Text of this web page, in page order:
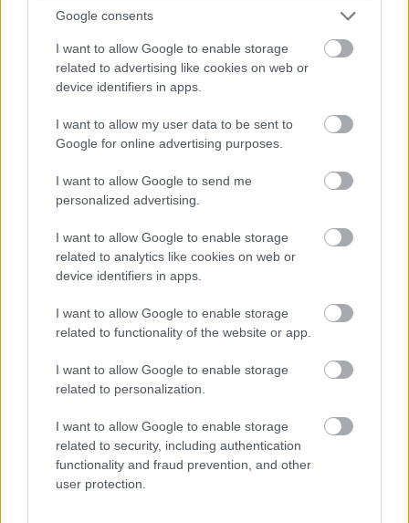
Google consents
I want to allow Google to enable storage
related to advertising like cookies on web or
device identifiers in apps.
I want to allow my user data to be sent to
Google for online advertising purposes.
I want to allow Google to send me
personalized advertising.
I want to allow Google to enable storage
related to analytics like cookies on web or
device identifiers in apps.
I want to allow Google to enable storage
related to functionality of the website or app.
I want to allow Google to enable storage
related to personalization.
I want to allow Google to enable storage
related to security, including authentication
functionality and fraud prevention, and other
user protection.
Manchester United
Felkészülési szezon 4. mérkőzés
Nya Ullevi, Göteborg
2026-08-08 17:00
1 nap 15 óra 50 perc 4 másodperc
Leeds Unitedvs Manchester United 2026-08-12 20:30
AC MilanvsManchester United2026-08-15 18:00
ELŐZŐ MÉRKŐZÉSEK
Támogatás
Támogasd adományoddal
a ManUtdFanatics.hu működését!